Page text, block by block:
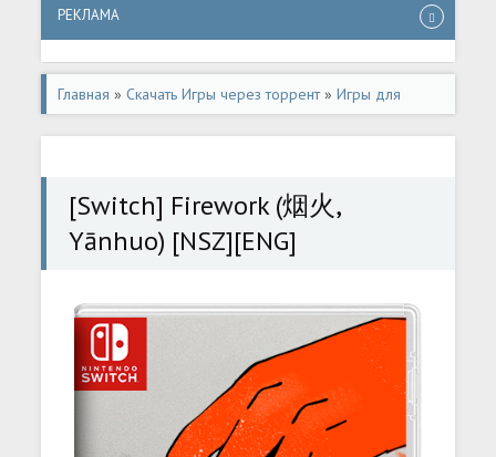
РЕКЛАМА
Главная » Скачать Игры через торрент»Игры для
консолей»Игры для Nintendo Switch
[Switch] Firework (烟火,
Yānhuo) [NSZ][ENG]